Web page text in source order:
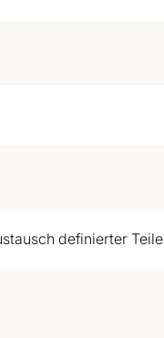
definierter Teile